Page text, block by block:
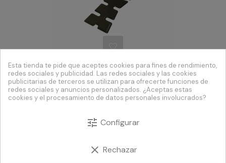
Cubre Depósito Carbon Original
Esta tienda te pide que aceptes cookies para fines de rendimiento,
redes sociales y publicidad. Las redes sociales y las cookies
publicitarias de terceros se utilizan para ofrecerte funciones de
redes sociales y anuncios personalizados. ¿Aceptas estas
cookies y el procesamiento de datos personales involucrados?
tune Configurar
clear Rechazar